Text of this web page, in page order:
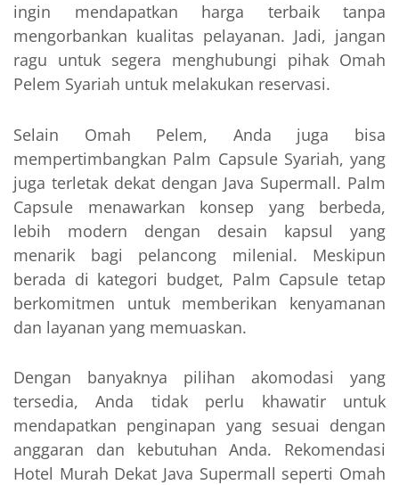
ingin mendapatkan harga terbaik tanpa
mengorbankan kualitas pelayanan. Jadi, jangan
ragu untuk segera menghubungi pihak Omah
Pelem Syariah untuk melakukan reservasi.
Selain Omah Pelem, Anda juga bisa
mempertimbangkan Palm Capsule Syariah, yang
juga terletak dekat dengan Java Supermall. Palm
Capsule menawarkan konsep yang berbeda,
lebih modern dengan desain kapsul yang
menarik bagi pelancong milenial. Meskipun
berada di kategori budget, Palm Capsule tetap
berkomitmen untuk memberikan kenyamanan
dan layanan yang memuaskan.
Dengan banyaknya pilihan akomodasi yang
tersedia, Anda tidak perlu khawatir untuk
mendapatkan penginapan yang sesuai dengan
anggaran dan kebutuhan Anda. Rekomendasi
Hotel Murah Dekat Java Supermall seperti Omah